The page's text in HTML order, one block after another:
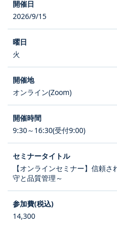
2026/9/15
火
オンライン(Zoom)
9:30～16:30(受付9:00)
【オンラインセミナー】信頼
守と品質管理～
14,300